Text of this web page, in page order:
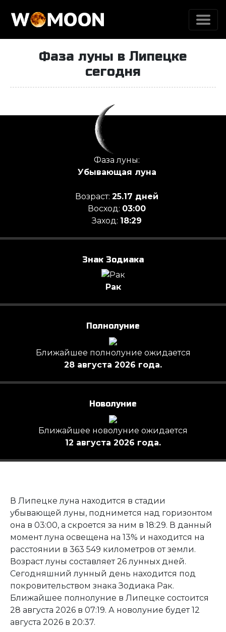
Фаза луны в Липецке
сегодня
Фаза луны:
Убывающая луна
Возраст: 25.17 дней
Восход: 03:00
Заход: 18:29
Знак Зодиака
Рак
Полнолуние
Ближайшее полнолуние ожидается
28 августа 2026 года.
Новолуние
Ближайшее новолуние ожидается
12 августа 2026 года.
В Липецке луна находится в стадии
убывающей луны, поднимется над горизонтом
она в 03:00, а скроется за ним в 18:29. В данный
момент луна освещена на 13% и находится на
расстоянии в 363 549 километров от земли.
Возраст луны составляет 26 лунных дней.
Сегодняшний лунный день находится под
покровительством знака Зодиака Рак.
Ближайшее полнолуние в Липецке состоится
28 августа 2026 в 07:19. А новолуние будет 12
августа 2026 в 20:37.